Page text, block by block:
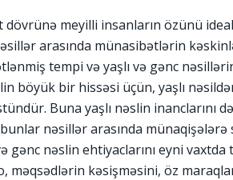
meyilli insanların özünü
arasında münasibətlərin
tempi və yaşlı və gənc
böyük bir hissəsi üçün, yaşlı
Buna yaşlı nəslin inanclarını
nəsillər arasında münaqişələrə
gənc nəslin ehtiyaclarını eyni
məqsədlərin kəsişməsini, öz